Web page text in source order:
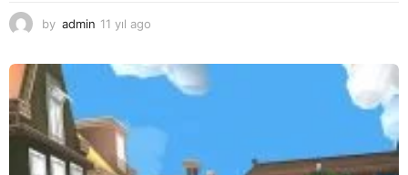
by admin 11 yıl ago
ı
g